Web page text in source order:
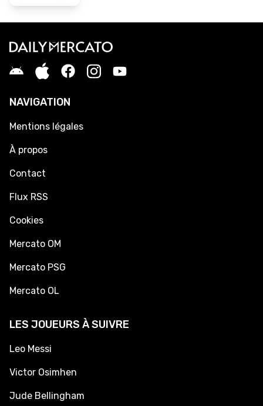
NAVIGATION
Mentions légales
À propos
Contact
Flux RSS
Cookies
Mercato OM
Mercato PSG
Mercato OL
LES JOUEURS À SUIVRE
Leo Messi
Victor Osimhen
Jude Bellingham